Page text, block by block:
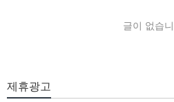
글이 없습니
제휴광고